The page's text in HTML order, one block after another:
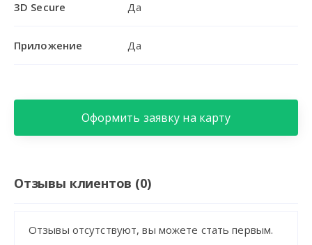
3D Secure Да
Приложение Да
Оформить заявку на карту
Отзывы клиентов (0)
Отзывы отсутствуют, вы можете стать первым.